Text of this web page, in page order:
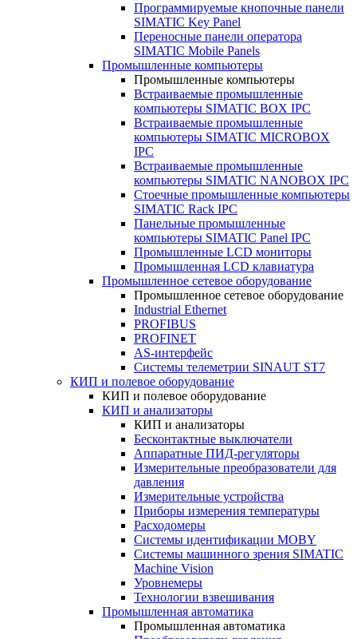
Программируемые кнопочные панели
SIMATIC Key Panel
Переносные панели оператора
SIMATIC Mobile Panels
Промышленные компьютеры
Промышленные компьютеры
Встраиваемые промышленные
компьютеры SIMATIC BOX IPC
Встраиваемые промышленные
компьютеры SIMATIC MICROBOX
IPC
Встраиваемые промышленные
компьютеры SIMATIC NANOBOX IPC
Стоечные промышленные компьютеры
SIMATIC Rack IPC
Панельные промышленные
компьютеры SIMATIC Panel IPC
Промышленные LCD мониторы
Промышленная LCD клавиатура
Промышленное сетевое оборудование
Промышленное сетевое оборудование
Industrial Ethernet
PROFIBUS
PROFINET
AS-интерфейс
Системы телеметрии SINAUT ST7
КИП и полевое оборудование
КИП и полевое оборудование
КИП и анализаторы
КИП и анализаторы
Бесконтактные выключатели
Аппаратные ПИД-регуляторы
Измерительные преобразователи для
давления
Измерительные устройства
Приборы измерения температуры
Расходомеры
Системы идентификации MOBY
Системы машинного зрения SIMATIC
Machine Vision
Уровнемеры
Технологии взвешивания
Промышленная автоматика
Промышленная автоматика